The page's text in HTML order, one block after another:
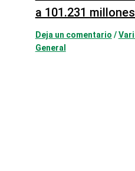
a 101.231
Deja un comentario /
General